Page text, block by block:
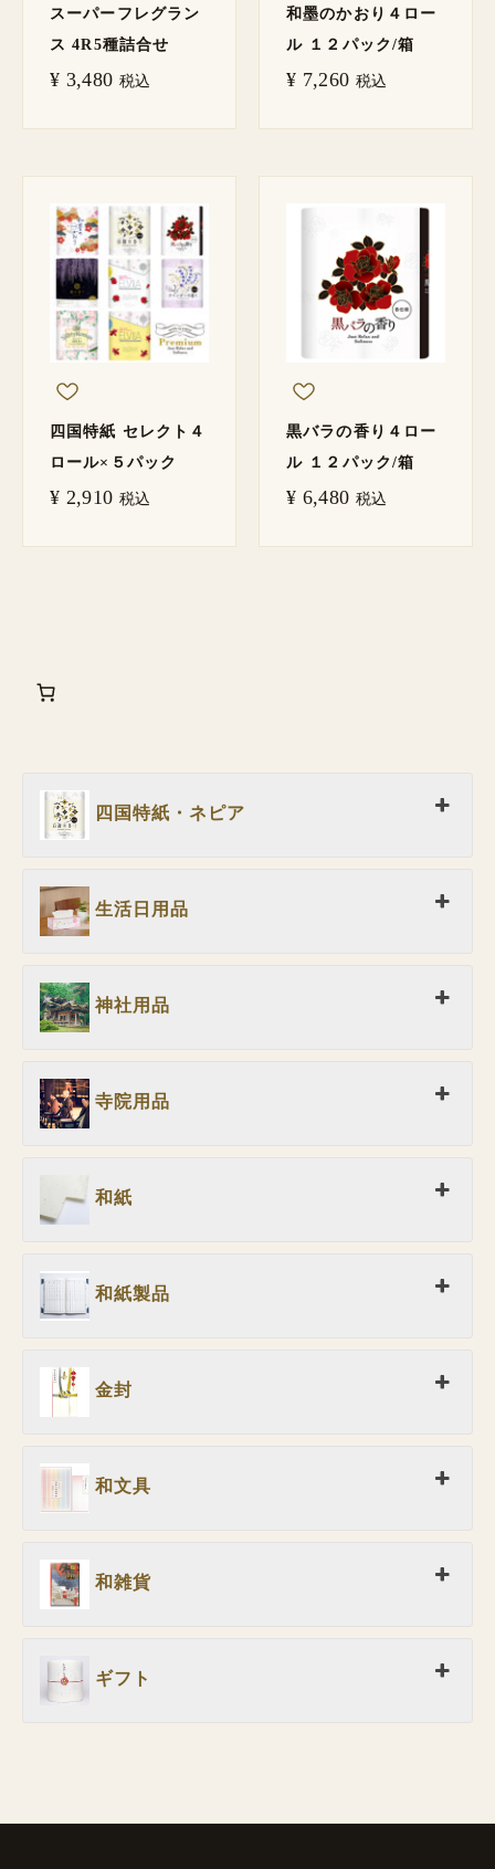
四国特紙・ネピア
生活日用品
神社用品
寺院用品
和紙
和紙製品
金封
和文具
和雑貨
ギフト
スーパーフレグラン
ス 4R5種詰合せ
¥ 3,480 税込
和墨のかおり４ロー
ル １２パック/箱
¥ 7,260 税込
四国特紙 セレクト４
ロール×５パック
¥ 2,910 税込
黒バラの香り４ロー
ル １２パック/箱
¥ 6,480 税込